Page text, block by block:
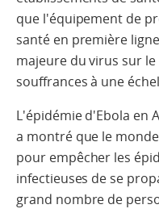
que l'équipement de
santé en première
majeure du virus sur
souffrances à une
L'épidémie d'Ebola en
a montré que le
pour empêcher les
infectieuses de se
grand nombre de